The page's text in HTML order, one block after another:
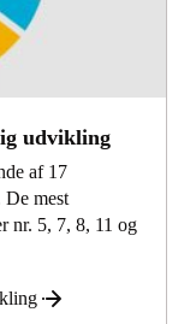
udvikling
af 17
mest
nr. 5, 7, 8, 11 og